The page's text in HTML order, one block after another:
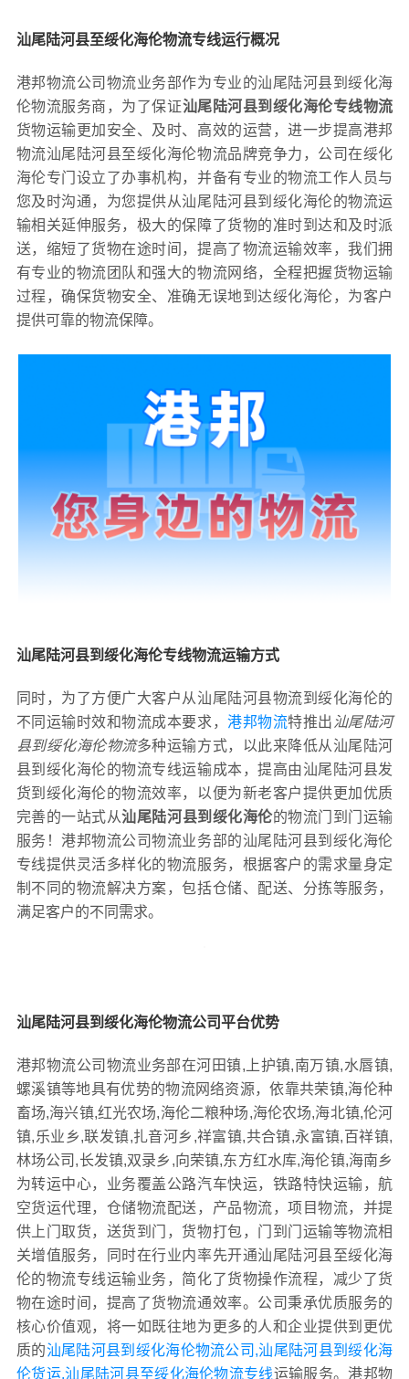
汕尾陆河县至绥化海伦物流专线运行概况
港邦物流公司物流业务部作为专业的汕尾陆河县到绥化海
伦物流服务商，为了保证汕尾陆河县到绥化海伦专线物流
货物运输更加安全、及时、高效的运营，进一步提高港邦
物流汕尾陆河县至绥化海伦物流品牌竞争力，公司在绥化
海伦专门设立了办事机构，并备有专业的物流工作人员与
您及时沟通，为您提供从汕尾陆河县到绥化海伦的物流运
输相关延伸服务，极大的保障了货物的准时到达和及时派
送，缩短了货物在途时间，提高了物流运输效率，我们拥
有专业的物流团队和强大的物流网络，全程把握货物运输
过程，确保货物安全、准确无误地到达绥化海伦，为客户
提供可靠的物流保障。
汕尾陆河县到绥化海伦专线物流运输方式
同时，为了方便广大客户从汕尾陆河县物流到绥化海伦的
不同运输时效和物流成本要求，港邦物流特推出 汕尾陆河
县到绥化海伦物流多种运输方式，以此来降低从汕尾陆河
县到绥化海伦的物流专线运输成本，提高由汕尾陆河县发
货到绥化海伦的物流效率，以便为新老客户提供更加优质
完善的一站式从汕尾陆河县到绥化海伦的物流门到门运输
服务！港邦物流公司物流业务部的汕尾陆河县到绥化海伦
专线提供灵活多样化的物流服务，根据客户的需求量身定
制不同的物流解决方案，包括仓储、配送、分拣等服务，
满足客户的不同需求。
汕尾陆河县到绥化海伦物流公司平台优势
港邦物流公司物流业务部在河田镇,上护镇,南万镇,水唇镇,
螺溪镇等地具有优势的物流网络资源，依靠共荣镇,海伦种
畜场,海兴镇,红光农场,海伦二粮种场,海伦农场,海北镇,伦河
镇,乐业乡,联发镇,扎音河乡,祥富镇,共合镇,永富镇,百祥镇,
林场公司,长发镇,双录乡,向荣镇,东方红水库,海伦镇,海南乡
为转运中心，业务覆盖公路汽车快运，铁路特快运输，航
空货运代理，仓储物流配送，产品物流，项目物流，并提
供上门取货，送货到门，货物打包，门到门运输等物流相
关增值服务，同时在行业内率先开通汕尾陆河县至绥化海
伦的物流专线运输业务，简化了货物操作流程，减少了货
物在途时间，提高了货物流通效率。公司秉承优质服务的
核心价值观，将一如既往地为更多的人和企业提供到更优
质的汕尾陆河县到绥化海伦物流公司,汕尾陆河县到绥化海
伦货运,汕尾陆河县至绥化海伦物流专线运输服务。港邦物